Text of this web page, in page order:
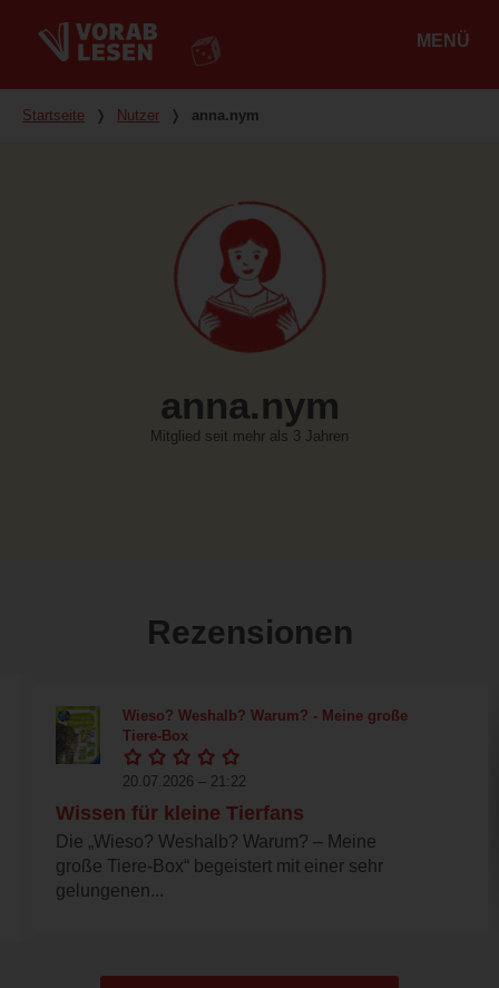
MENÜ
Du bist hier
Startseite ❭ Nutzer ❭ anna.nym
anna.nym
Mitglied seit mehr als 3 Jahren
Rezensionen
Wieso? Weshalb? Warum? - Meine große
Tiere-Box
20.07.2026 – 21:22
Wissen für kleine Tierfans
Die „Wieso? Weshalb? Warum? – Meine
große Tiere-Box“ begeistert mit einer sehr
gelungenen...